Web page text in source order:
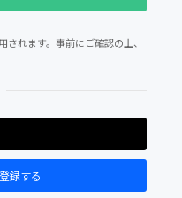
されます。事前にご確認の上、
録する